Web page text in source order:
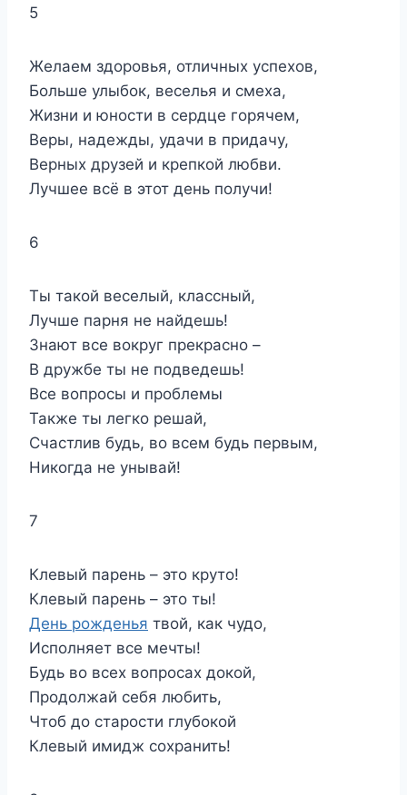
5
Желаем здоровья, отличных успехов,
Больше улыбок, веселья и смеха,
Жизни и юности в сердце горячем,
Веры, надежды, удачи в придачу,
Верных друзей и крепкой любви.
Лучшее всё в этот день получи!
6
Ты такой веселый, классный,
Лучше парня не найдешь!
Знают все вокруг прекрасно –
В дружбе ты не подведешь!
Все вопросы и проблемы
Также ты легко решай,
Счастлив будь, во всем будь первым,
Никогда не унывай!
7
Клевый парень – это круто!
Клевый парень – это ты!
День рожденья твой, как чудо,
Исполняет все мечты!
Будь во всех вопросах докой,
Продолжай себя любить,
Чтоб до старости глубокой
Клевый имидж сохранить!